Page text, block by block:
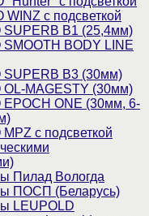
с подсветкой
B1 (25,4мм)
BODY LINE
B3 (30мм)
MAGESTY (30мм)
ONE (30мм, 6-
с подсветкой
Пилад Вологда
ПОСП (Беларусь)
LEUPOLD